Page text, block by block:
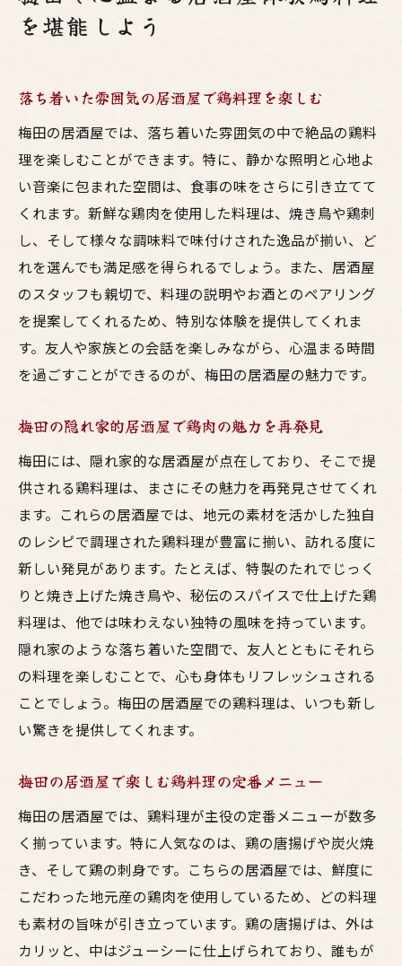
鶏料理と相性抜群の梅田の厳選居酒屋
落ち着いた大人の隠れ家居酒屋を探すコツ
梅田の居酒屋で体験する特別な鶏鍋
隠れ家的な居酒屋で楽しむ鶏鍋の魅力
梅田の居酒屋で見つける鶏鍋の名店
鶏鍋ファン必見の梅田の隠れ家居酒屋
絶品鶏鍋を楽しむ梅田のおすすめ居酒屋スポッ
ト
梅田で見つけたおすすめの鶏鍋居酒屋
鶏鍋のバリエーションを楽しむ居酒屋ガイ
梅田で訪れるべき鶏鍋の名店
居酒屋で楽しむ梅田の絶品鶏鍋
鶏鍋好きも納得の梅田のおすすめ居酒屋
梅田の鶏料理専門居酒屋で味わう至福のひとと
き
専門店ならではのこだわり鶏料理を堪能
梅田の鶏料理専門居酒屋で特別な時間を過
ごそう
鶏料理専門の居酒屋で癒される至福の時間
梅田の鶏料理専門店で味わう絶品メニュー
心も体も温まる梅田の鶏料理専門居酒屋
鶏料理ファン必見梅田の居酒屋で体感する美味
しさ
鶏料理ファンにおすすめの梅田の居酒屋
梅田で楽しむ鶏料理の美味しさ
を堪能しよう
落ち着いた雰囲気の居酒屋で鶏料理を楽しむ
梅田の居酒屋では、落ち着いた雰囲気の中で絶品の鶏料
理を楽しむことができます。特に、静かな照明と心地よ
い音楽に包まれた空間は、食事の味をさらに引き立てて
くれます。新鮮な鶏肉を使用した料理は、焼き鳥や鶏刺
し、そして様々な調味料で味付けされた逸品が揃い、ど
れを選んでも満足感を得られるでしょう。また、居酒屋
のスタッフも親切で、料理の説明やお酒とのペアリング
を提案してくれるため、特別な体験を提供してくれま
す。友人や家族との会話を楽しみながら、心温まる時間
を過ごすことができるのが、梅田の居酒屋の魅力です。
梅田の隠れ家的居酒屋で鶏肉の魅力を再発見
梅田には、隠れ家的な居酒屋が点在しており、そこで提
供される鶏料理は、まさにその魅力を再発見させてくれ
ます。これらの居酒屋では、地元の素材を活かした独自
のレシピで調理された鶏料理が豊富に揃い、訪れる度に
新しい発見があります。たとえば、特製のたれでじっく
りと焼き上げた焼き鳥や、秘伝のスパイスで仕上げた鶏
料理は、他では味わえない独特の風味を持っています。
隠れ家のような落ち着いた空間で、友人とともにそれら
の料理を楽しむことで、心も身体もリフレッシュされる
ことでしょう。梅田の居酒屋での鶏料理は、いつも新し
い驚きを提供してくれます。
梅田の居酒屋で楽しむ鶏料理の定番メニュー
梅田の居酒屋では、鶏料理が主役の定番メニューが数多
く揃っています。特に人気なのは、鶏の唐揚げや炭火焼
き、そして鶏の刺身です。こちらの居酒屋では、鮮度に
こだわった地元産の鶏肉を使用しているため、どの料理
も素材の旨味が引き立っています。鶏の唐揚げは、外は
カリッと、中はジューシーに仕上げられており、誰もが